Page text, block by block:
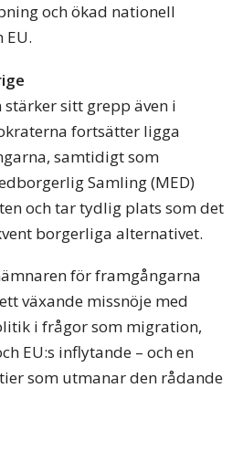
och ökad nationell
sitt grepp även i
fortsätter ligga
samtidigt som
Samling (MED)
och tar tydlig plats som det
borgerliga alternativet.
för framgångarna
växande missnöje med
i frågor som migration,
EU:s inflytande – och en
som utmanar den rådande